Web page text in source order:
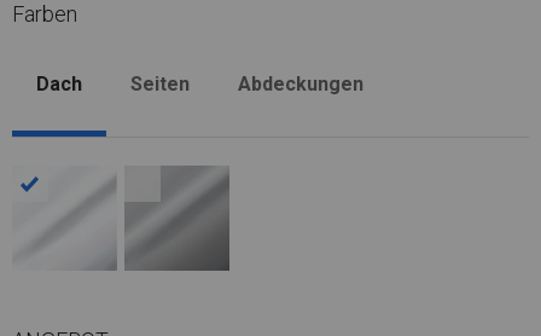
Farben
Dach Seiten Abdeckungen